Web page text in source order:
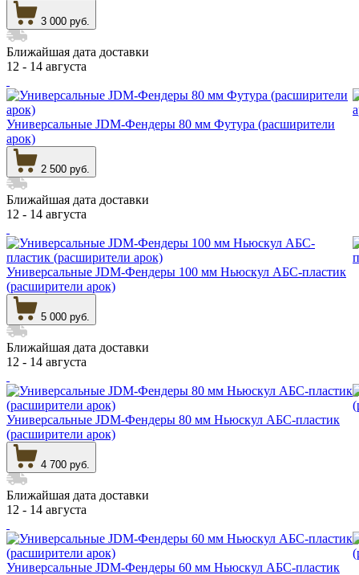
3 000 руб.
Ближайшая дата доставки
12 - 14 августа
Универсальные JDM-Фендеры 80 мм Футура (расширители
арок)
2 500 руб.
Ближайшая дата доставки
12 - 14 августа
Универсальные JDM-Фендеры 100 мм Ньюскул АБС-пластик
(расширители арок)
5 000 руб.
Ближайшая дата доставки
12 - 14 августа
Универсальные JDM-Фендеры 80 мм Ньюскул АБС-пластик
(расширители арок)
4 700 руб.
Ближайшая дата доставки
12 - 14 августа
Универсальные JDM-Фендеры 60 мм Ньюскул АБС-пластик